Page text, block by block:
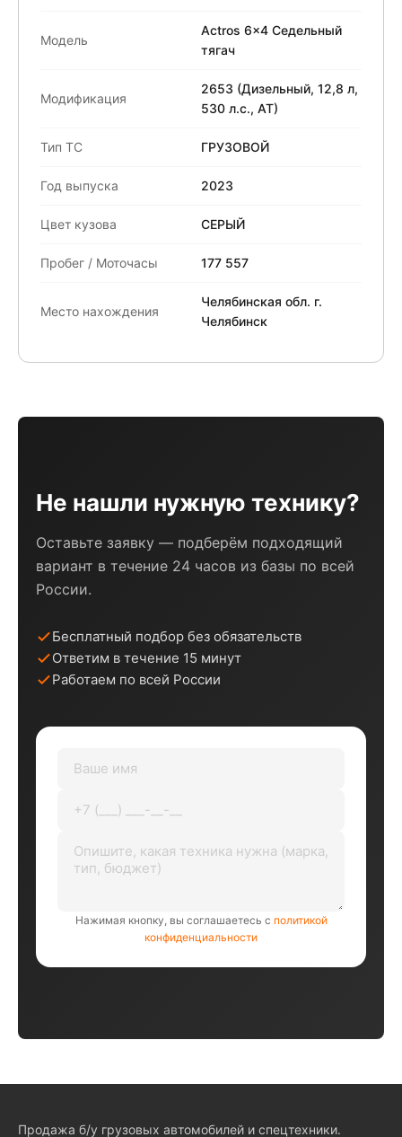
Модель
Actros 6x4 Седельный
тягач
Модификация
2653 (Дизельный, 12,8 л,
530 л.с., АТ)
Тип ТС ГРУЗОВОЙ
Год выпуска 2023
Цвет кузова СЕРЫЙ
Пробег / Моточасы 177 557
Место нахождения
Челябинская обл. г.
Челябинск
Не нашли нужную технику?
Оставьте заявку — подберём подходящий
вариант в течение 24 часов из базы по всей
России.
Бесплатный подбор без обязательств
Ответим в течение 15 минут
Работаем по всей России
Нажимая кнопку, вы соглашаетесь с политикой
конфиденциальности
Продажа б/у грузовых автомобилей и спецтехники.